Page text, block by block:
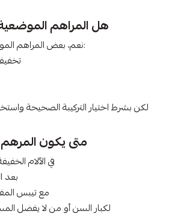
هل المراهم
نعم، بعض المراهم الموضعية تساعد على:
لكن بشرط اختيار التركيبة الصحيحة
متى يكون المرهم
في الآلام
بعد
مع تيبس
لكبار السن أو من لا يفضل